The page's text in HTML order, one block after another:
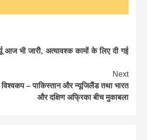
आज भी जारीे, अत्यावश्क कामों के लिए दी गई
Next
– पाकिस्तान और न्यूजिलैंड तथा भारत
और दक्षिण अफ्रिका बीच मुकाबला